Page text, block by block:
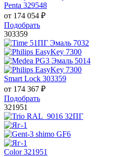
Penta 329548
от 174 054 ₽
Подобрать
303359
Smart Lock 303359
от 174 367 ₽
Подобрать
321951
Color 321951